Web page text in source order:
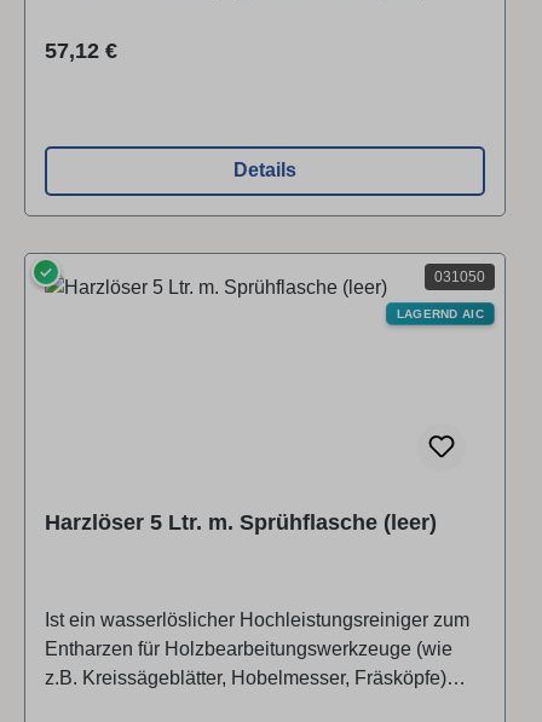
Reibungs­koeffizienten, der ein leichtes Bewegen
Nachfüllpackung befüllt werden.
Regulärer Preis:
57,12 €
Details
031050
✓
LAGERND AIC
Harzlöser 5 Ltr. m. Sprühflasche (leer)
Ist ein wasserlöslicher Hochleistungsreiniger zum
Entharzen für Holzbearbeitungswerkzeuge (wie
z.B. Kreissägeblätter, Hobelmesser, Fräsköpfe)